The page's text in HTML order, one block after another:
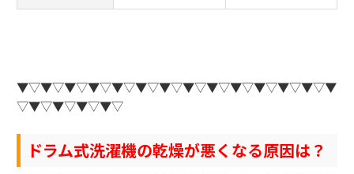
▼▽▼▽▼▽▼▽▼▽▼▽▼▽▼▽▼▽▼▽▼▽▼▽▼▽▼
▽▼▽▼▽▼▽▼▽
ドラム式洗濯機の乾燥が悪くなる原因は？